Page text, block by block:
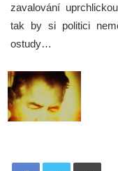
zavalování
tak by si politici
ostudy…